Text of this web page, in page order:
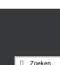
Zoeken